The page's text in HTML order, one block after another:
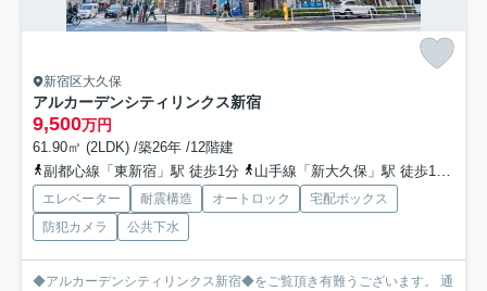
新宿区大久保
アルカーデンシティリンクス新宿
9,500万円
61.90㎡ (2LDK) /築26年 /12階建
副都心線「東新宿」駅 徒歩1分
山手線「新大久保」駅 徒歩10分
エレベーター 耐震構造 オートロック
宅配ボックス
防犯カメラ
公共下水
◆アルカーデンシティリンクス新宿◆をご覧頂き有難うございます。 通